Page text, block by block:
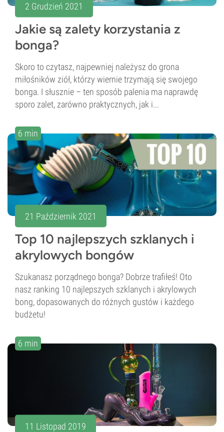
2 Grudzień 2021
Jakie są zalety korzystania z
bonga?
Skoro to czytasz, najpewniej należysz do grona
miłośników ziół, którzy wiernie trzymają się swojego
bonga. I słusznie – ten sposób palenia ma naprawdę
sporo zalet, zarówno praktycznych, jak i...
6 min
21 Październik 2021
Top 10 najlepszych szklanych i
akrylowych bongów
Szukanasz porządnego bonga? Dobrze trafiłeś! Oto
nasz ranking 10 najlepszych szklanych i akrylowych
bong, dopasowanych do różnych gustów i każdego
budżetu!
6 min
11 Listopad 2019